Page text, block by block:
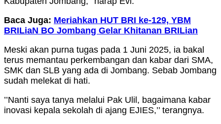
Baca Juga: Meriahkan HUT BRI ke-129, YBM
BRILiaN BO Jombang Gelar Khitanan BRILian
Meski akan purna tugas pada 1 Juni 2025, ia bakal
terus memantau perkembangan dan kabar dari SMA,
SMK dan SLB yang ada di Jombang. Sebab Jombang
sudah melekat di hati.
’’Nanti saya tanya melalui Pak Ulil, bagaimana kabar
inovasi kepala sekolah di ajang EJIES,’’ terangnya.